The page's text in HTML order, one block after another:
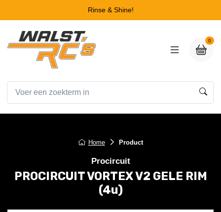
Rinse & Shine!
0
Home Product
Procircuit
PROCIRCUIT VORTEX V2 GELE RIM
(4u)